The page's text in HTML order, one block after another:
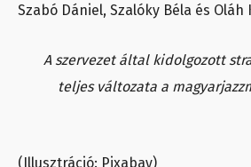
Szabó Dániel, Szalóky Béla és Oláh
A szervezet által kidolgozott
teljes változata a
(Illusztráció: Pixabay)